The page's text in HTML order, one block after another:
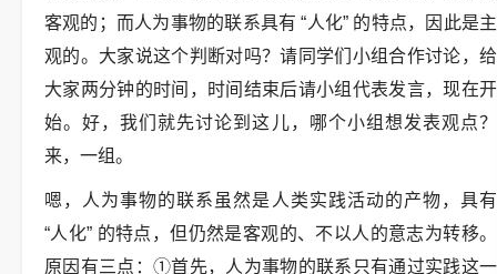
客观的；而人为事物的联系具有 “人化” 的特点，因此是主
观的。大家说这个判断对吗？请同学们小组合作讨论，给
大家两分钟的时间，时间结束后请小组代表发言，现在开
始。好，我们就先讨论到这儿，哪个小组想发表观点？
来，一组。
嗯，人为事物的联系虽然是人类实践活动的产物，具有
“人化” 的特点，但仍然是客观的、不以人的意志为转移。
原因有三点：①首先，人为事物的联系只有通过实践这一